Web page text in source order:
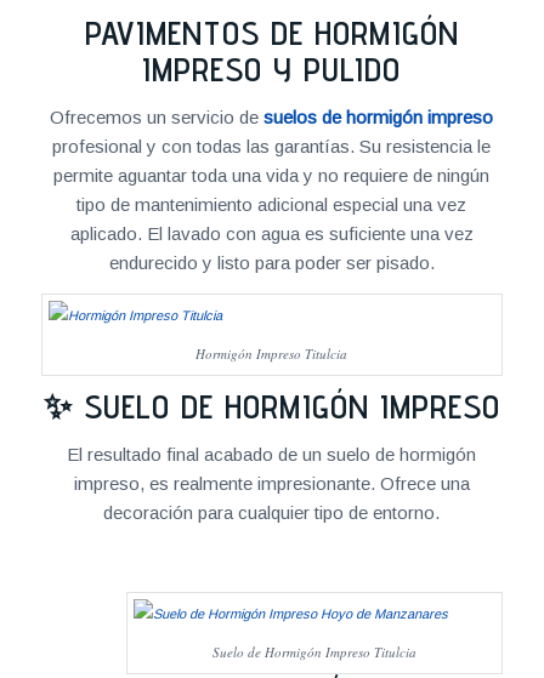
PAVIMENTOS DE HORMIGÓN
IMPRESO Y PULIDO
Ofrecemos un servicio desuelos de hormigón impreso
profesional y con todas las garantías. Su resistencia le
permite aguantar toda una vida y no requiere de ningún
tipo de mantenimiento adicional especial una vez
aplicado. El lavado con agua es suficiente una vez
endurecido y listo para poder ser pisado.
Hormigón Impreso Titulcia
✨ SUELO DE HORMIGÓN IMPRESO
El resultado final acabado de un suelo de hormigón
impreso, es realmente impresionante. Ofrece una
decoración para cualquier tipo de entorno.
Suelo de Hormigón Impreso Titulcia